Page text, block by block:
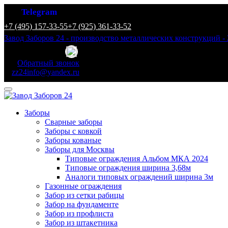
+7 (495) 157-33-55+7 (925) 361-33-52
Завод Заборов 24 - производство металлических конструкций -
Telegram
Обратный звонок
zz24info@yandex.ru
Заборы
Сварные заборы
Заборы с ковкой
Заборы кованые
Заборы для Москвы
Типовые ограждения Альбом МКА 2024
Типовые ограждения ширина 3,68м
Аналоги типовых ограждений ширина 3м
Газонные ограждения
Забор из сетки рабицы
Забор на фундаменте
Забор из профлиста
Забор из штакетника